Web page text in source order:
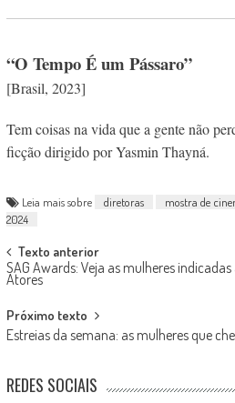
“O Tempo É um Pássaro”
[Brasil, 2023]
Tem coisas na vida que a gente não
ficção dirigido por Yasmin Thayná.
Leia mais sobre diretoras mostra de
2024
Post
navigation
Texto anterior
SAG Awards: Veja as mulheres
Atores
Próximo texto
Estreias da semana: as mulheres que
REDES SOCIAIS